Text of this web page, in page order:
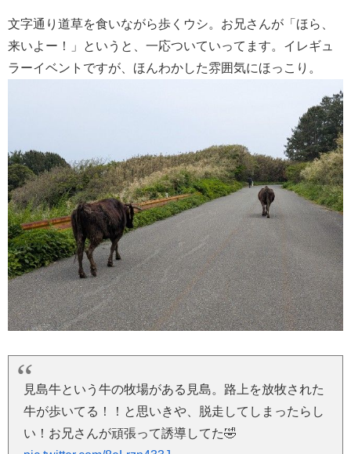
文字通り道草を食いながら歩くウシ。お兄さんが「ほら、
来いよー！」というと、一応ついていってます。イレギュ
ラーイベントですが、ほんわかした雰囲気にほっこり。
見島牛という牛の牧場がある見島。路上を放牧された
牛が歩いてる！！と思いきや、脱走してしまったらし
い！お兄さんが頑張って誘導してた🤣